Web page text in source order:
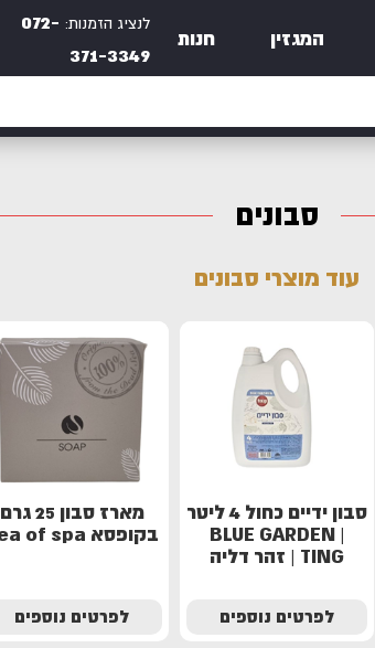
המגזין חנות
לנציג הזמנות: 072-
371-3349
סבונים
עוד מוצרי סבונים
סבון ידיים כחול 4 ליטר
BLUE GARDEN |
TING | זהר דליה
לפרטים נוספים
מארז סבון 25 גרם
בקופסא sea of spa
לפרטים נוספים